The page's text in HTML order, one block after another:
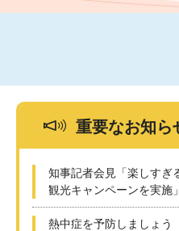
重要なお知ら
知事記者会見「楽しすぎ
観光キャンペーンを実施
熱中症を予防しましょう